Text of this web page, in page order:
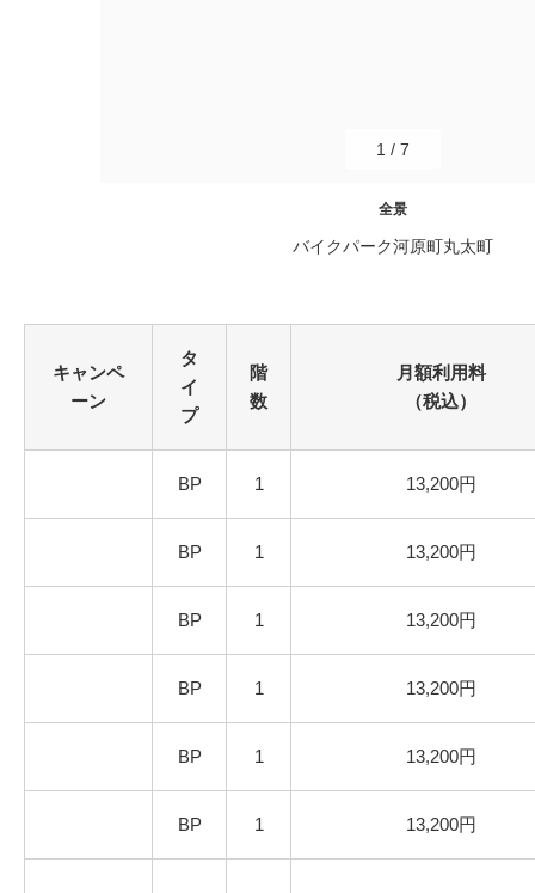
全景
バイクパーク河原町丸太町
1 / 7
キャンペ
ーン
タ
イ
プ
階
数
月額利用料
（税込）
BP 1 13,200円
BP 1 13,200円
BP 1 13,200円
BP 1 13,200円
BP 1 13,200円
BP 1 13,200円